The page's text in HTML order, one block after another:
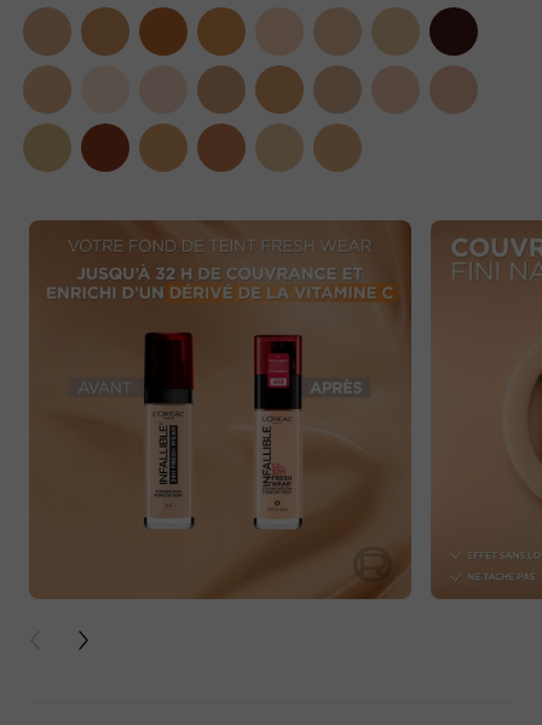
PREVIOUS CARD
NEXT CARD